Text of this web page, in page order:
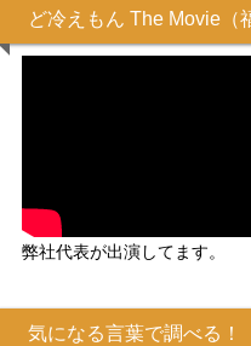
ど冷えもん The Movie（
弊社代表が出演してます。
気になる言葉で調べる！